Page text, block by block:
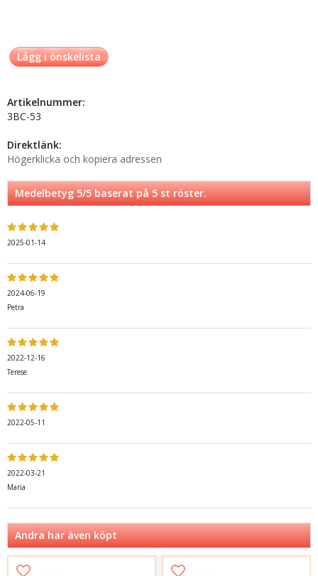
Lägg i önskelista
Artikelnummer:
3BC-53
Direktlänk:
Högerklicka och kopiera adressen
Medelbetyg5/5 baserat på5st röster.
2025-01-14
2024-06-19
Petra
2022-12-16
Terese
2022-05-11
2022-03-21
Maria
Andra har även köpt